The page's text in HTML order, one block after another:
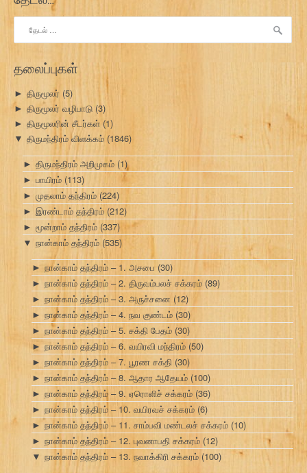
தேடு:
தலைப்புகள்
► திருமூலர் (5)
► திருமூலர் வழிபாடு (3)
► திருமூலரின் சீடர்கள் (1)
▼ திருமந்திரம் விளக்கம் (1846)
► திருமந்திரம் அறிமுகம் (1)
► பாயிரம் (113)
► முதலாம் தந்திரம் (224)
► இரண்டாம் தந்திரம் (212)
► மூன்றாம் தந்திரம் (337)
▼ நான்காம் தந்திரம் (535)
► நான்காம் தந்திரம் – 1. அசபை (30)
► நான்காம் தந்திரம் – 2. திருவம்பலச் சக்கரம் (89)
► நான்காம் தந்திரம் – 3. அருச்சனை (12)
► நான்காம் தந்திரம் – 4. நவ குண்டம் (30)
► நான்காம் தந்திரம் – 5. சக்தி பேதம் (30)
► நான்காம் தந்திரம் – 6. வயிரவி மந்திரம் (50)
► நான்காம் தந்திரம் – 7. பூரண சக்தி (30)
► நான்காம் தந்திரம் – 8. ஆதார ஆதேயம் (100)
► நான்காம் தந்திரம் – 9. ஏரொளிச் சக்கரம் (36)
► நான்காம் தந்திரம் – 10. வயிரவச் சக்கரம் (6)
► நான்காம் தந்திரம் – 11. சாம்பவி மண்டலச் சக்கரம் (10)
► நான்காம் தந்திரம் – 12. புவனாபதி சக்கரம் (12)
▼ நான்காம் தந்திரம் – 13. நவாக்கிரி சக்கரம் (100)